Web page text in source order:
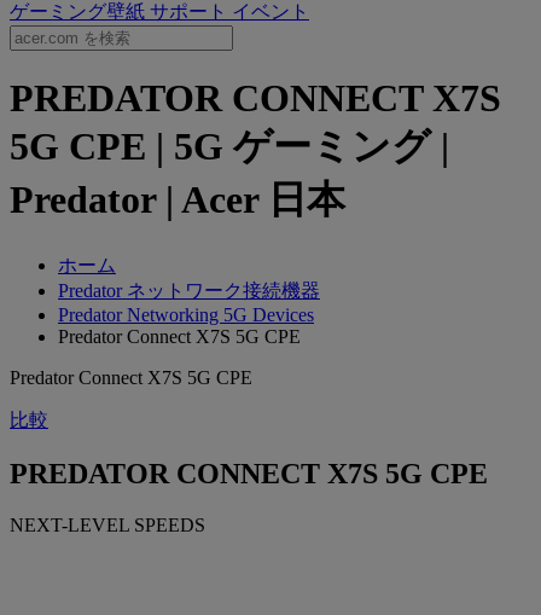
ゲーミング壁紙 サポート イベント
PREDATOR CONNECT X7S
5G CPE | 5G ゲーミング |
Predator | Acer 日本
ホーム
Predator ネットワーク接続機器
Predator Networking 5G Devices
Predator Connect X7S 5G CPE
Predator Connect X7S 5G CPE
比較
PREDATOR CONNECT X7S 5G CPE
NEXT-LEVEL SPEEDS